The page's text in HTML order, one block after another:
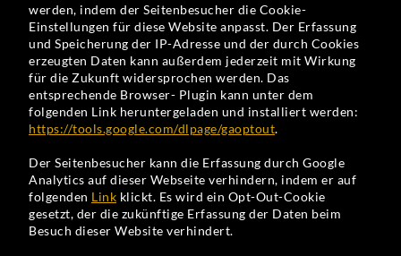
werden, indem der Seitenbesucher die Cookie-
Einstellungen für diese Website anpasst. Der Erfassung
und Speicherung der IP-Adresse und der durch Cookies
erzeugten Daten kann außerdem jederzeit mit Wirkung
für die Zukunft widersprochen werden. Das
entsprechende Browser- Plugin kann unter dem
folgenden Link heruntergeladen und installiert werden:
https://tools.google.com/dlpage/gaoptout.
Der Seitenbesucher kann die Erfassung durch Google
Analytics auf dieser Webseite verhindern, indem er auf
folgenden Link klickt. Es wird ein Opt-Out-Cookie
gesetzt, der die zukünftige Erfassung der Daten beim
Besuch dieser Website verhindert.